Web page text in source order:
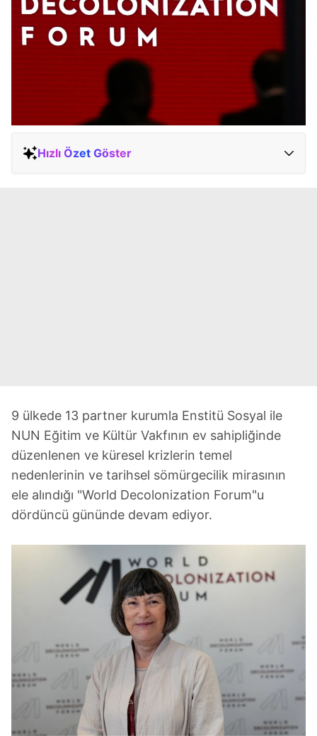
Hızlı Özet Göster
9 ülkede 13 partner kurumla Enstitü Sosyal ile
NUN Eğitim ve Kültür Vakfının ev sahipliğinde
düzenlenen ve küresel krizlerin temel
nedenlerinin ve tarihsel sömürgecilik mirasının
ele alındığı "World Decolonization Forum"u
dördüncü gününde devam ediyor.